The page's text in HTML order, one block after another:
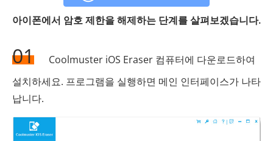
아이폰에서 암호 제한을 해제하는 단계를 살펴보겠습니다.
01
Coolmuster iOS Eraser 컴퓨터에 다운로드하여
설치하세요. 프로그램을 실행하면 메인 인터페이스가 나타
납니다.